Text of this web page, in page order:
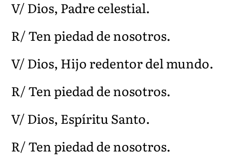
V/ Dios, Padre celestial.
R/ Ten piedad de nosotros.
V/ Dios, Hijo redentor del mundo.
R/ Ten piedad de nosotros.
V/ Dios, Espíritu Santo.
R/ Ten piedad de nosotros.